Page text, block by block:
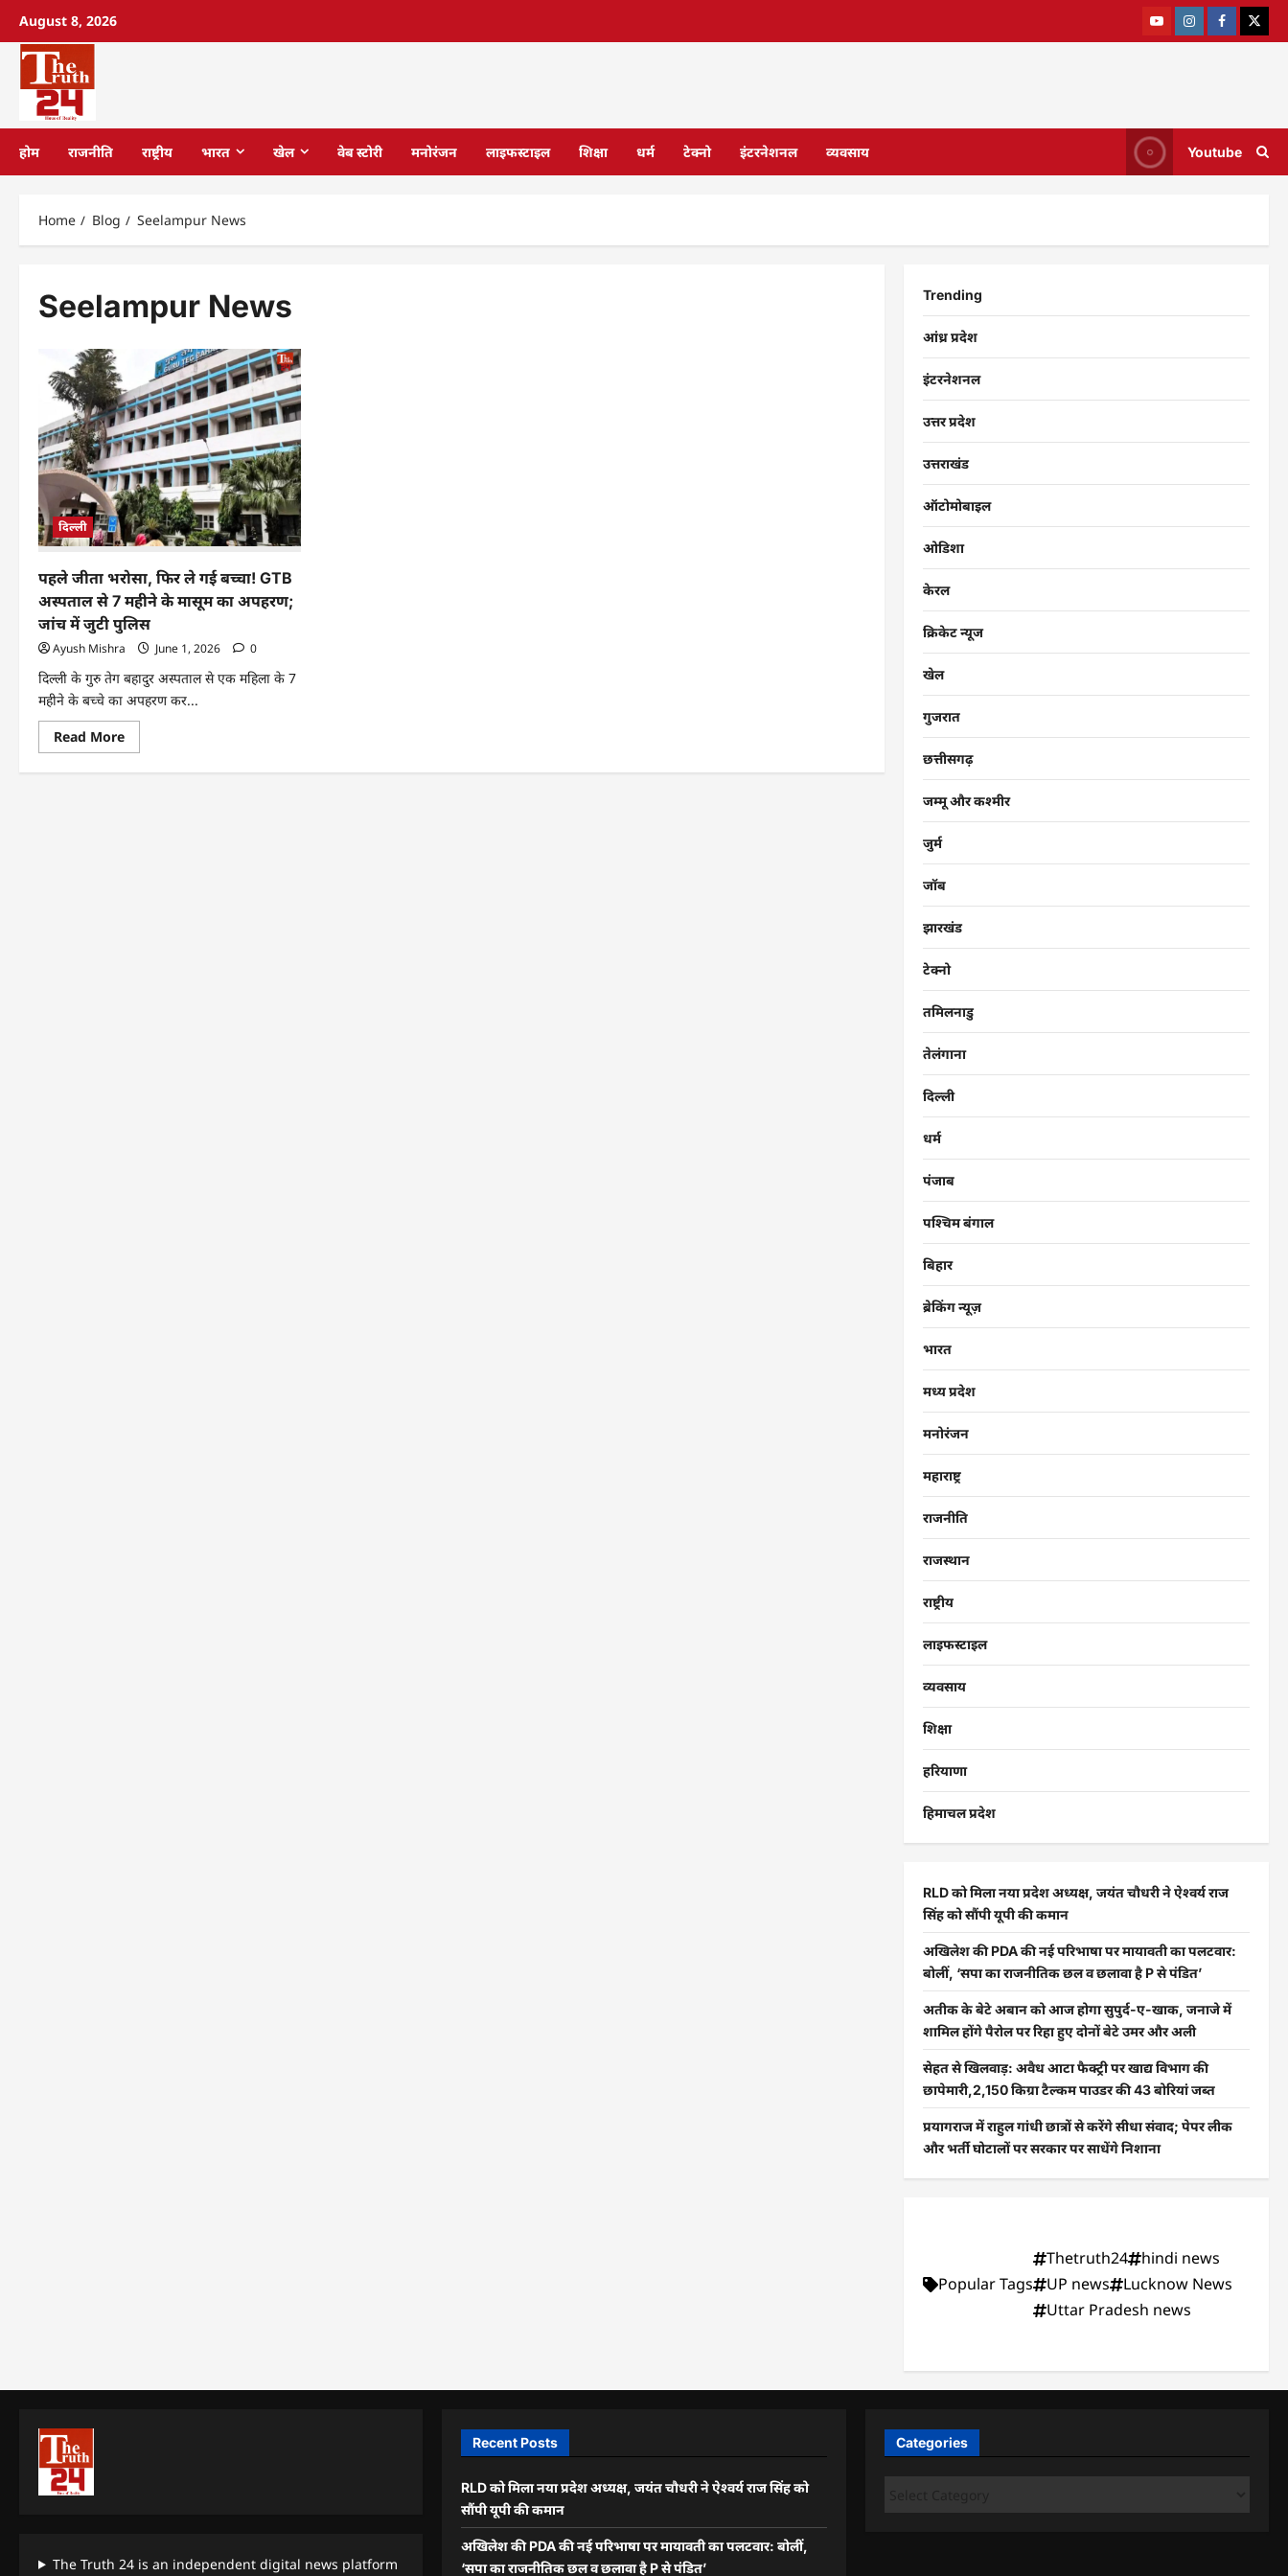
August 8, 2026
होम राजनीति राष्ट्रीय भारत खेल वेब स्टोरी मनोरंजन लाइफस्टाइल शिक्षा धर्म टेक्नो इंटरनेशनल व्यवसाय Youtube
Home Blog Seelampur News
Seelampur News
दिल्ली
पहले जीता भरोसा, फिर ले गई बच्चा! GTB
अस्पताल से 7 महीने के मासूम का अपहरण;
जांच में जुटी पुलिस
Ayush Mishra June 1, 2026 0
दिल्ली के गुरु तेग बहादुर अस्पताल से एक महिला के 7
महीने के बच्चे का अपहरण कर...
Read More
Trending
आंध्र प्रदेश
इंटरनेशनल
उत्तर प्रदेश
उत्तराखंड
ऑटोमोबाइल
ओडिशा
केरल
क्रिकेट न्यूज
खेल
गुजरात
छत्तीसगढ़
जम्मू और कश्मीर
जुर्म
जॉब
झारखंड
टेक्नो
तमिलनाडु
तेलंगाना
दिल्ली
धर्म
पंजाब
पश्चिम बंगाल
बिहार
ब्रेकिंग न्यूज़
भारत
मध्य प्रदेश
मनोरंजन
महाराष्ट्र
राजनीति
राजस्थान
राष्ट्रीय
लाइफस्टाइल
व्यवसाय
शिक्षा
हरियाणा
हिमाचल प्रदेश
RLD को मिला नया प्रदेश अध्यक्ष, जयंत चौधरी ने ऐश्वर्य राज
सिंह को सौंपी यूपी की कमान
अखिलेश की PDA की नई परिभाषा पर मायावती का पलटवार:
बोलीं, ‘सपा का राजनीतिक छल व छलावा है P से पंडित’
अतीक के बेटे अबान को आज होगा सुपुर्द-ए-खाक, जनाजे में
शामिल होंगे पैरोल पर रिहा हुए दोनों बेटे उमर और अली
सेहत से खिलवाड़: अवैध आटा फैक्ट्री पर खाद्य विभाग की
छापेमारी,2,150 किग्रा टैल्कम पाउडर की 43 बोरियां जब्त
प्रयागराज में राहुल गांधी छात्रों से करेंगे सीधा संवाद; पेपर लीक
और भर्ती घोटालों पर सरकार पर साधेंगे निशाना
Popular Tags
Thetruth24
hindi news
UP news
Lucknow News
Uttar Pradesh news
The Truth 24 is an independent digital news platform
Recent Posts
RLD को मिला नया प्रदेश अध्यक्ष, जयंत चौधरी ने ऐश्वर्य राज सिंह को
सौंपी यूपी की कमान
अखिलेश की PDA की नई परिभाषा पर मायावती का पलटवार: बोलीं,
‘सपा का राजनीतिक छल व छलावा है P से पंडित’
Categories